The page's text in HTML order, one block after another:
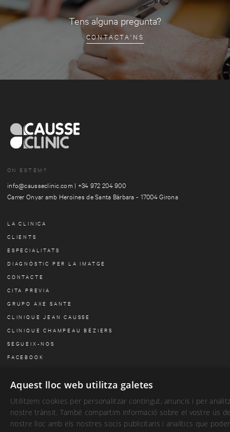
Tens alguna pregunta?
CONTACTA'NS
ON ESTEM?
info@causseclinic.com | +34 972 204 900
Carrer Onyar amb Heroïnes de Santa Bàrbara - 17004 Girona
LA CLINICA
CLIENTS
ESPECIALITATS
DIAGNÒSTIC PER LA IMATGE
CONTACTE
CITA PREVIA
GRUPO AXE SANTE
CLINIQUE JEAN CAUSSE
CLINIQUE CHAMPEAU BÉZIERS
SEGUEIX-NOS
FACEBOOK
Copyright 2026 Causse Clinic
Codi Ètic·Condicions de Contractació·Ús d'imatge web
Aquest lloc web utilitza galetes
Utilitzem cookies per personalitzar contingut, anuncis i per
nostre trànsit. També compartim informació sobre el vostre ús
nostre lloc amb els nostres socis publicitaris i analítics que